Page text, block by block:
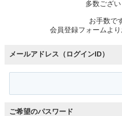
多数ござい
お手数で
会員登録フォームより
メールアドレス（ログインID）
ご希望のパスワード